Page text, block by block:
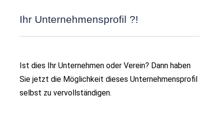
Ihr Unternehmensprofil ?!
Ist dies Ihr Unternehmen oder Verein? Dann haben
Sie jetzt die Möglichkeit dieses Unternehmensprofil
selbst zu vervollständigen.